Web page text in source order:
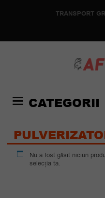
TRANSPORT
Categories
CATEGORII
Nu a fost găsit niciun
selecția ta.